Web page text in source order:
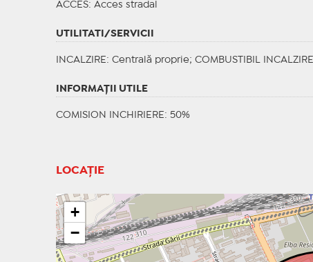
ACCES: Acces stradal
UTILITATI/SERVICII
INCALZIRE : Centrală proprie; COMBUSTIBIL INCALZIRE
INFORMAŢII UTILE
COMISION INCHIRIERE: 50%
LOCAȚIE
+
−